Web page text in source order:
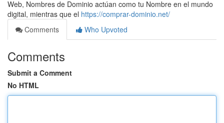
Web, Nombres de Dominio actúan como tu Nombre en el mundo
digital, mientras que el https://comprar-dominio.net/
Comments
Who Upvoted
Comments
Submit a Comment
No HTML